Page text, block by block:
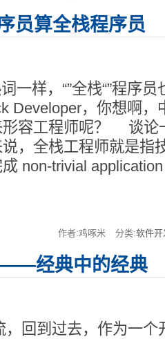
员算全栈程序员
样，“”全栈“”程序员
Developer，你想啊，
形容工程师呢？ 谈论
，全栈工程师就是指
non-trivial
作者:鸡啄米 分类:软件开
经典中的经典
回到过去，作为一个